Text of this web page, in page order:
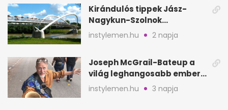
Kirándulós tippek Jász-
Nagykun-Szolnok
megyében: 6 kihagyhatatlan
hely
instylemen.hu 2 napja
Joseph McGrail-Bateup a
világ leghangosabb embere
lett Ausztráliából
instylemen.hu 3 napja